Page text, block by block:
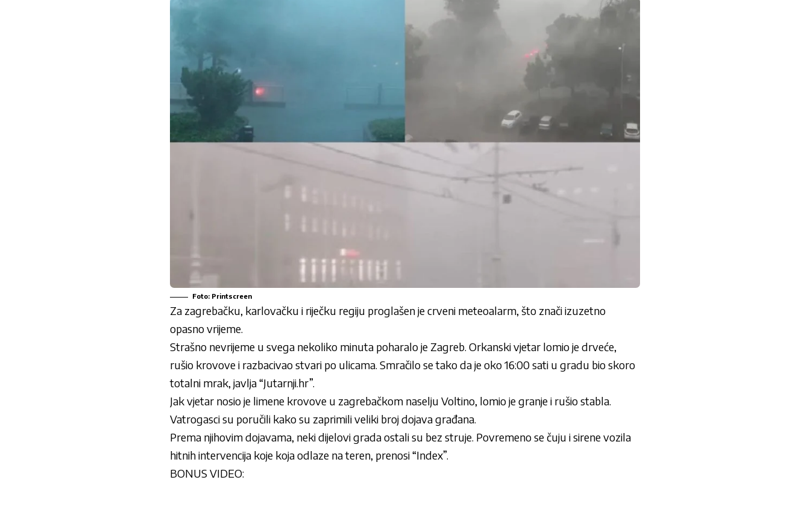
Foto: Printscreen
Za zagrebačku, karlovačku i riječku regiju proglašen je crveni meteoalarm, što znači izuzetno
opasno vrijeme.
Strašno nevrijeme u svega nekoliko minuta poharalo je Zagreb. Orkanski vjetar lomio je drveće,
rušio krovove i razbacivao stvari po ulicama. Smračilo se tako da je oko 16:00 sati u gradu bio skoro
totalni mrak, javlja “Jutarnji.hr”.
Jak vjetar nosio je limene krovove u zagrebačkom naselju Voltino, lomio je granje i rušio stabla.
Vatrogasci su poručili kako su zaprimili veliki broj dojava građana.
Prema njihovim dojavama, neki dijelovi grada ostali su bez struje. Povremeno se čuju i sirene vozila
hitnih intervencija koje koja odlaze na teren, prenosi “Index”.
BONUS VIDEO: